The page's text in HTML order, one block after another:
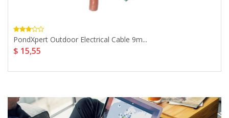
PondXpert Outdoor Electrical Cable 9m...
$ 15,55